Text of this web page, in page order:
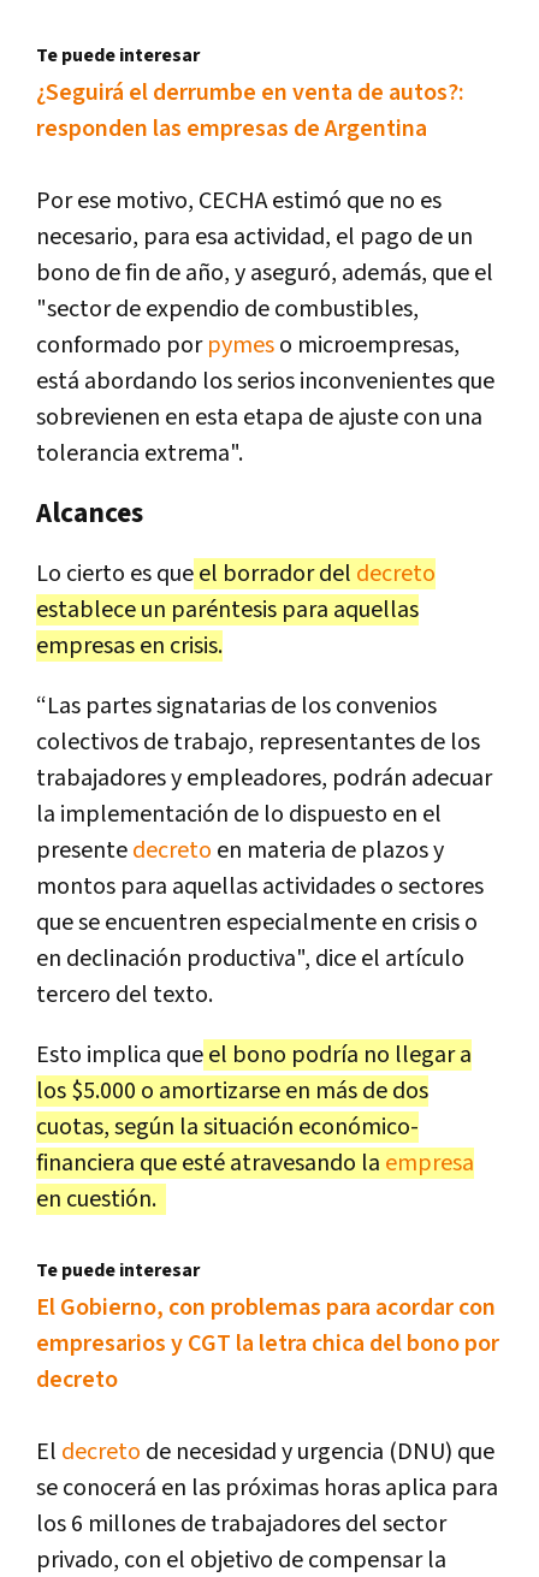
Te puede interesar
¿Seguirá el derrumbe en venta de autos?:
responden las empresas de Argentina
Por ese motivo, CECHA estimó que no es
necesario, para esa actividad, el pago de un
bono de fin de año, y aseguró, además, que el
"sector de expendio de combustibles,
conformado porpymeso microempresas,
está abordando los serios inconvenientes que
sobrevienen en esta etapa de ajuste con una
tolerancia extrema".
Alcances
Lo cierto es queel borrador del decreto
establece un paréntesis para aquellas
empresas en crisis.
“Las partes signatarias de los convenios
colectivos de trabajo, representantes de los
trabajadores y empleadores, podrán adecuar
la implementación de lo dispuesto en el
presentedecreto en materia de plazos y
montos para aquellas actividades o sectores
que se encuentren especialmente en crisis o
en declinación productiva", dice el artículo
tercero del texto.
Esto implica queel bono podría no llegar a
los $5.000 o amortizarse en más de dos
cuotas, según la situación económico-
financiera que esté atravesando la empresa
en cuestión.
Te puede interesar
El Gobierno, con problemas para acordar con
empresarios y CGT la letra chica del bono por
decreto
El decreto de necesidad y urgencia (DNU) que
se conocerá en las próximas horas aplica para
los 6 millones de trabajadores del sector
privado, con el objetivo de compensar la